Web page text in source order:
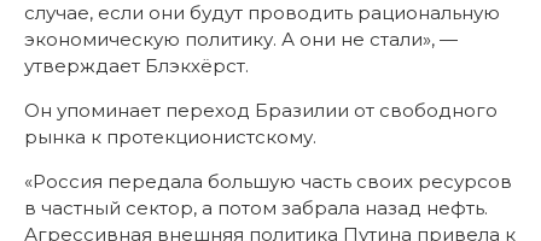
случае, если они будут проводить рациональную
экономическую политику. А они не стали», —
утверждает Блэкхёрст.
Он упоминает переход Бразилии от свободного
рынка к протекционистскому.
«Россия передала большую часть своих ресурсов
в частный сектор, а потом забрала назад нефть.
Агрессивная внешняя политика Путина привела к